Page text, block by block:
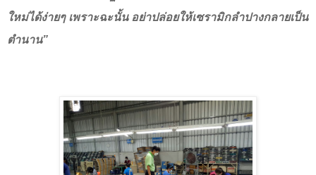
ใหม่ได้ง่ายๆ เพราะฉะนั้น อย่าปล่อยให้เซรามิกลำปางกลายเป็น
ตำนาน”